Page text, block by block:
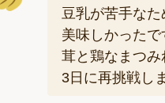
豆乳が苦手なた
美味しかったで
茸と鶏なまつ
3日に再挑戦し